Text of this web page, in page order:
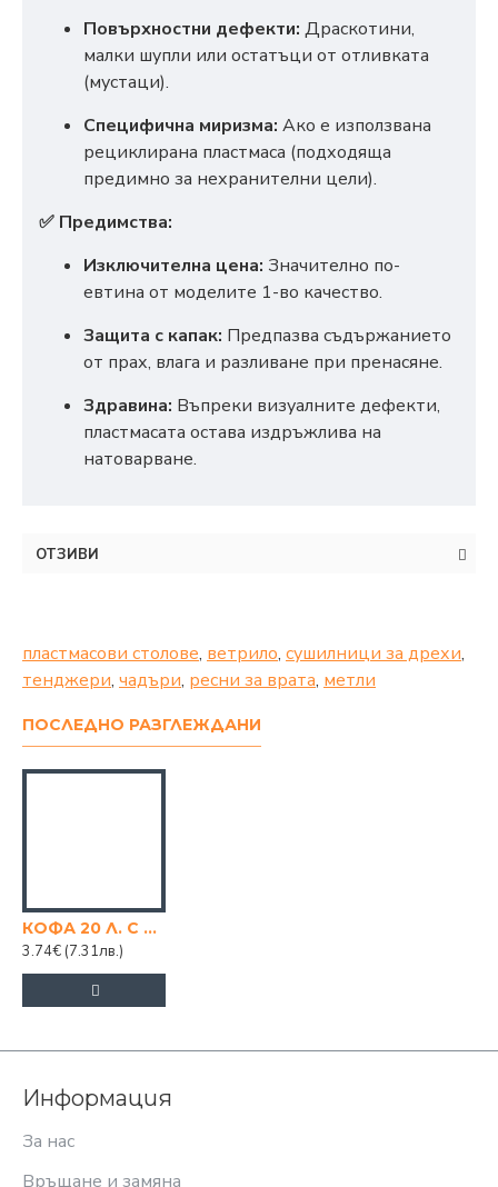
Повърхностни дефекти: Драскотини,
малки шупли или остатъци от отливката
(мустаци).
Специфична миризма: Ако е използвана
рециклирана пластмаса (подходяща
предимно за нехранителни цели).
✅ Предимства:
Изключителна цена: Значително по-
евтина от моделите 1-во качество.
Защита с капак: Предпазва съдържанието
от прах, влага и разливане при пренасяне.
Здравина: Въпреки визуалните дефекти,
пластмасата остава издръжлива на
натоварване.
ОТЗИВИ
пластмасови столове, ветрило, сушилници за дрехи,
тенджери, чадъри, ресни за врата, метли
ПОСЛЕДНО РАЗГЛЕЖДАНИ
КОФА 20 Л. С КАПАК, 2-РО КАЧСТВО
3.74€ (7.31лв.)
Информация
За нас
Връщане и замяна